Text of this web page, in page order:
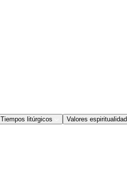
Tiempos litúrgicos Valores espiritualidad